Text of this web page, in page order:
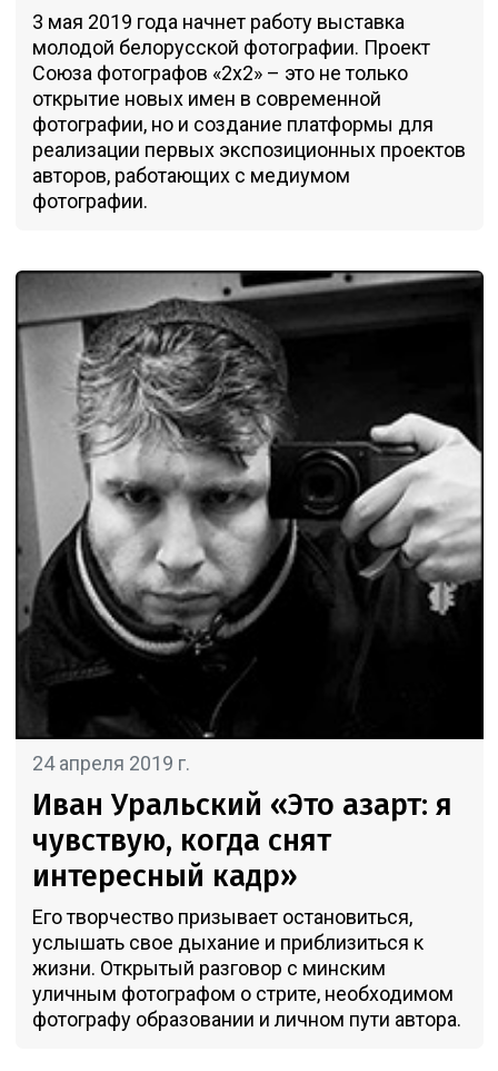
3 мая 2019 года начнет работу выставка
молодой белорусской фотографии. Проект
Союза фотографов «2х2» – это не только
открытие новых имен в современной
фотографии, но и создание платформы для
реализации первых экспозиционных проектов
авторов, работающих с медиумом
фотографии.
24 апреля 2019 г.
Иван Уральский «Это азарт: я
чувствую, когда снят
интересный кадр»
Его творчество призывает остановиться,
услышать свое дыхание и приблизиться к
жизни. Открытый разговор с минским
уличным фотографом о стрите, необходимом
фотографу образовании и личном пути автора.